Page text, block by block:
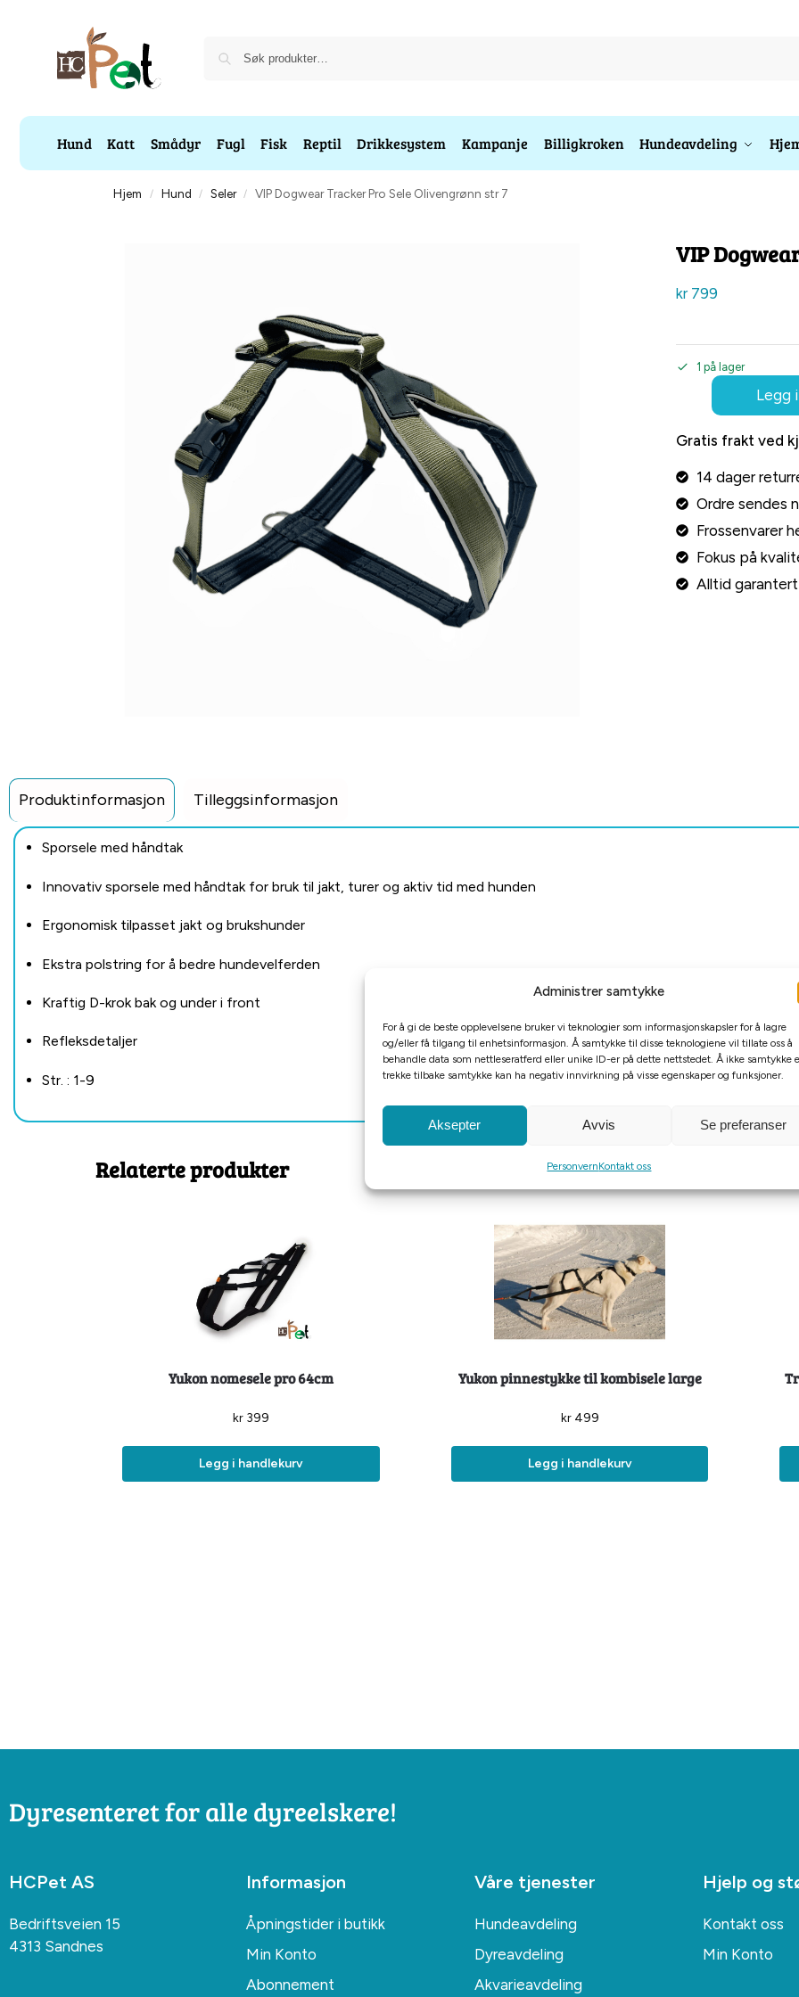
Administrer samtykke
For å gi de beste opplevelsene bruker vi teknologier som informasjonskapsler for å lagre
og/eller få tilgang til enhetsinformasjon. Å samtykke til disse teknologiene vil tillate oss å
behandle data som nettleseratferd eller unike ID-er på dette nettstedet. Å ikke samtykke
trekke tilbake samtykke kan ha negativ innvirkning på visse egenskaper og funksjoner.
Aksepter Avvis Se preferanser
PersonvernKontakt oss
Hund Katt Smådyr Fugl Fisk Reptil Drikkesystem Kampanje Billigkroken Hundeavdeling
Hjem / Hund / Seler / VIP Dogwear Tracker Pro Sele Olivengrønn str 7
VIP
kr799
1 på lager
Legg
Gratis frakt ved
14 dager
Ordre sendes
Frossenvarer
Fokus på
Alltid
Produktinformasjon Tilleggsinformasjon
Sporsele med håndtak
Innovativ sporsele med håndtak for bruk til jakt, turer og aktiv tid med hunden
Ergonomisk tilpasset jakt og brukshunder
Ekstra polstring for å bedre hundevelferden
Kraftig D-krok bak og under i front
Refleksdetaljer
Str. : 1-9
Relaterte produkter
Yukon nomesele pro 64cm
kr399
Legg i handlekurv
Yukon pinnestykke til kombisele large
kr499
Legg i handlekurv
Dyresenteret for alle dyreelskere!
HCPet AS
Bedriftsveien 15
4313 Sandnes
Informasjon
Åpningstider i butikk
Min Konto
Abonnement
Våre tjenester
Hundeavdeling
Dyreavdeling
Akvarieavdeling
Hjelp og
Kontakt oss
Min Konto